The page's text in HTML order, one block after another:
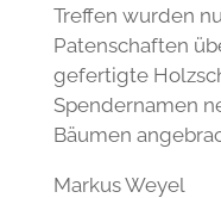
Treffen wurden
Patenschaften
gefertigte
Spendernamen
Bäumen
Markus Weyel